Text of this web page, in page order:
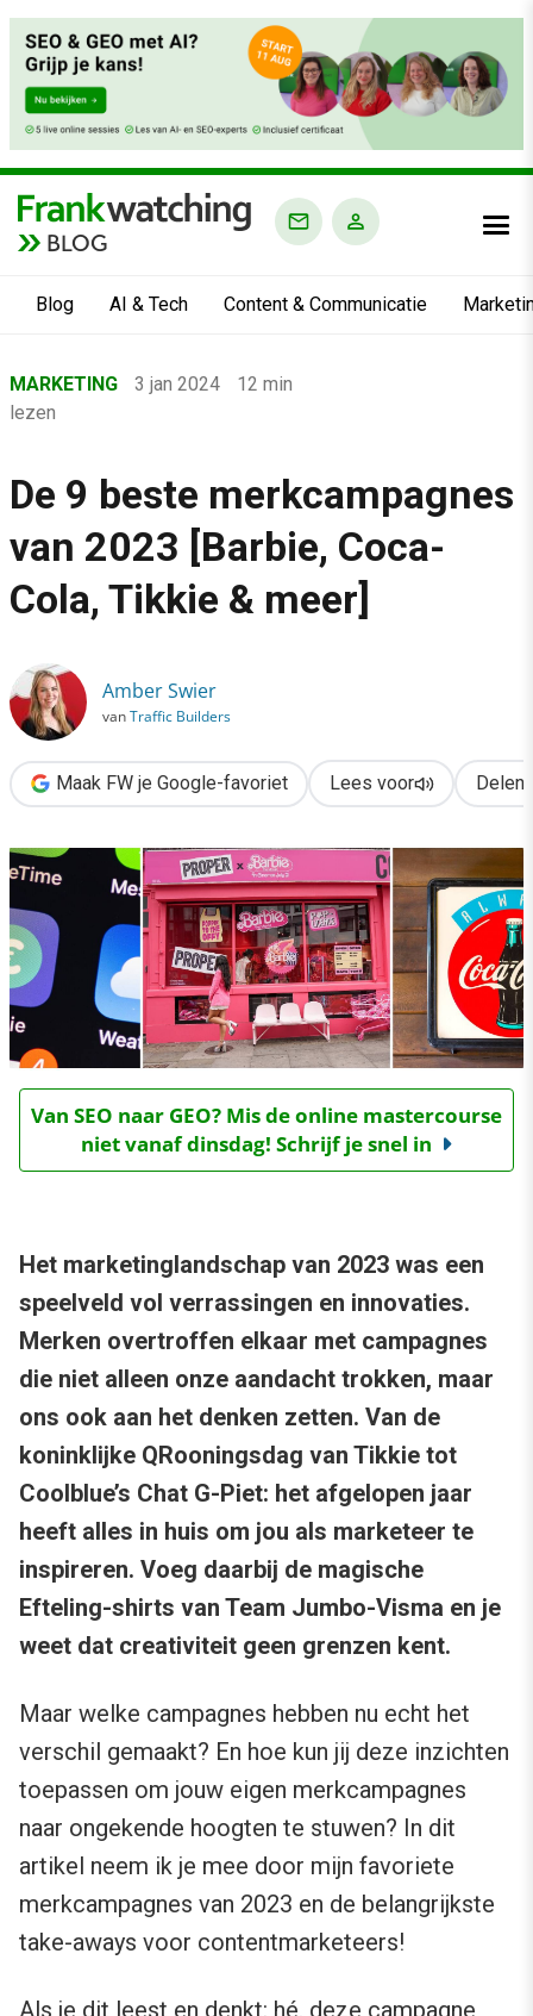
BLOG
Blog AI & Tech Content & Communicatie
›
Marketing
›
De 9 beste merkcampagnes van 2023 [Barbie, Coca-Cola,
MARKETING 3 jan 2024
12 min
lezen
De 9 beste merkcampagnes
van 2023 [Barbie, Coca-
Cola, Tikkie & meer]
Amber Swier
vanTraffic Builders
Maak FW je Google-favoriet Lees voor Delen
Van SEO naar GEO? Mis de online mastercourse
niet vanaf dinsdag! Schrijf je snel in
Het marketinglandschap van 2023 was een
speelveld vol verrassingen en innovaties.
Merken overtroffen elkaar met campagnes
die niet alleen onze aandacht trokken, maar
ons ook aan het denken zetten. Van de
koninklijke QRooningsdag van Tikkie tot
Coolblue’s Chat G-Piet: het afgelopen jaar
heeft alles in huis om jou als marketeer te
inspireren. Voeg daarbij de magische
Efteling-shirts van Team Jumbo-Visma en je
weet dat creativiteit geen grenzen kent.
Maar welke campagnes hebben nu echt het
verschil gemaakt? En hoe kun jij deze inzichten
toepassen om jouw eigen merkcampagnes
naar ongekende hoogten te stuwen? In dit
artikel neem ik je mee door mijn favoriete
merkcampagnes van 2023 en de belangrijkste
take-aways voor contentmarketeers!